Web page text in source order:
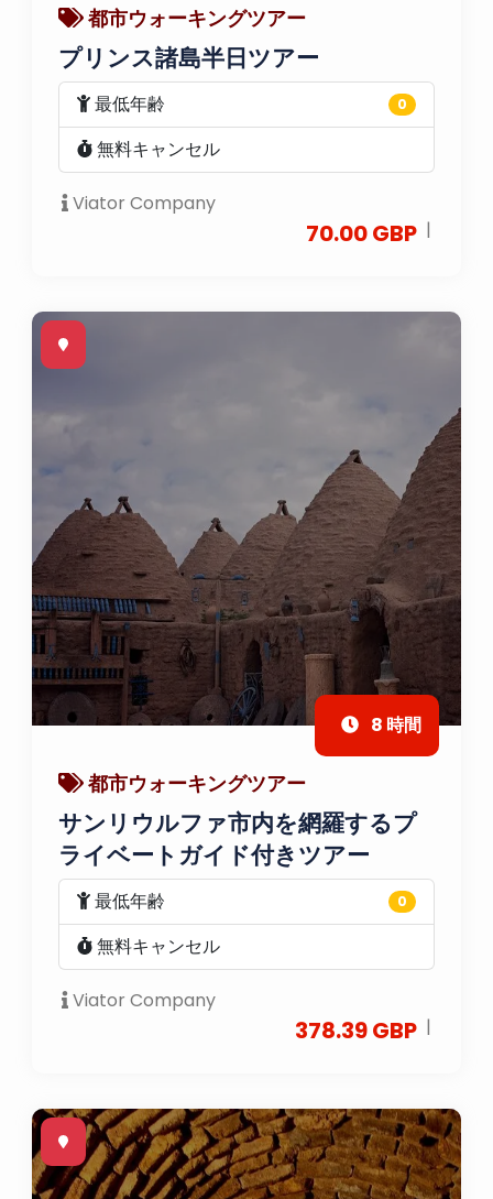
都市ウォーキングツアー
プリンス諸島半日ツアー
最低年齢 0
無料キャンセル
Viator Company
70.00 GBP |
8 時間
都市ウォーキングツアー
サンリウルファ市内を網羅するプ
ライベートガイド付きツアー
最低年齢 0
無料キャンセル
Viator Company
378.39 GBP |